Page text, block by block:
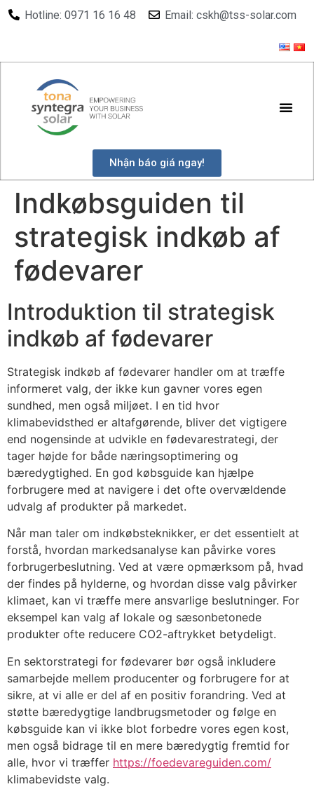
Hotline: 0971 16 16 48 Email: cskh@tss-solar.com
Nhận báo giá ngay!
Indkøbsguiden til
strategisk indkøb af
fødevarer
Introduktion til strategisk
indkøb af fødevarer
Strategisk indkøb af fødevarer handler om at træffe
informeret valg, der ikke kun gavner vores egen
sundhed, men også miljøet. I en tid hvor
klimabevidsthed er altafgørende, bliver det vigtigere
end nogensinde at udvikle en fødevarestrategi, der
tager højde for både næringsoptimering og
bæredygtighed. En god købsguide kan hjælpe
forbrugere med at navigere i det ofte overvældende
udvalg af produkter på markedet.
Når man taler om indkøbsteknikker, er det essentielt at
forstå, hvordan markedsanalyse kan påvirke vores
forbrugerbeslutning. Ved at være opmærksom på, hvad
der findes på hylderne, og hvordan disse valg påvirker
klimaet, kan vi træffe mere ansvarlige beslutninger. For
eksempel kan valg af lokale og sæsonbetonede
produkter ofte reducere CO2-aftrykket betydeligt.
En sektorstrategi for fødevarer bør også inkludere
samarbejde mellem producenter og forbrugere for at
sikre, at vi alle er del af en positiv forandring. Ved at
støtte bæredygtige landbrugsmetoder og følge en
købsguide kan vi ikke blot forbedre vores egen kost,
men også bidrage til en mere bæredygtig fremtid for
alle, hvor vi træffer https://foedevareguiden.com/
klimabevidste valg.